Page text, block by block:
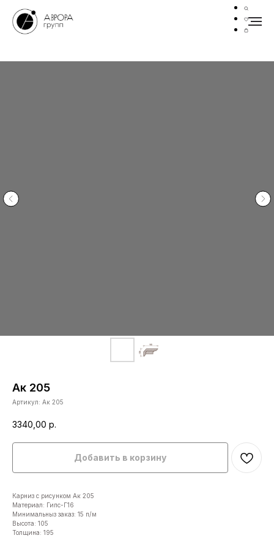
Ак 205
Артикул: Ак 205
3340,00 р.
Добавить в корзину
Карниз с рисунком Ак 205
Материал: Гипс-Г16
Минимальныз заказ: 15 п/м
Высота: 105
Толщина: 195